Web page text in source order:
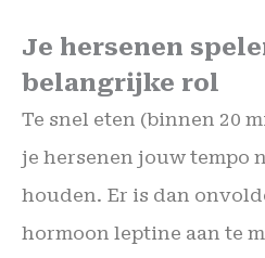
Je hersenen
belangrijke rol
Te snel eten (binnen 20
je hersenen jouw tempo
houden. Er is dan
hormoon leptine aan te